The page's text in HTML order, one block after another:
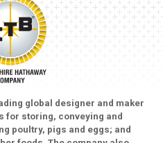
global designer and maker
for storing, conveying and
poultry, pigs and eggs; and